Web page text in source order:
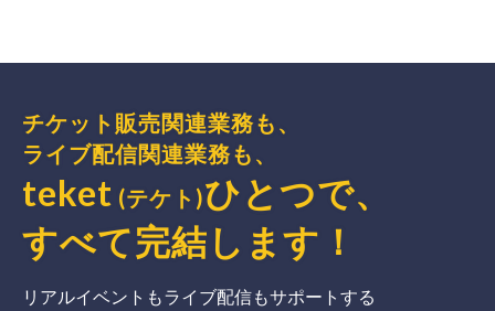
チケット販売関連業務も、
ライブ配信関連業務も、
teket (テケト)ひとつで、
すべて完結 します ！
リアルイベントもライブ配信もサポートする